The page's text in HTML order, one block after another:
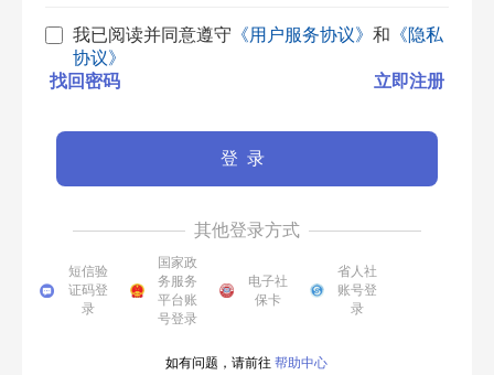
我已阅读并同意遵守 《用户服务协议》 和 《隐私
协议》
找回密码
立即注册
登录
其他登录方式
短信验
证码登
录
国家政
务服务
平台账
号登录
电子社
保卡
省人社
账号登
录
如有问题，请前往 帮助中心